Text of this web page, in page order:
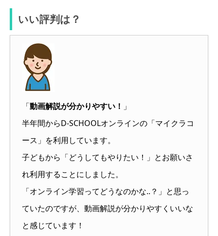
いい評判は？
「動画解説が分かりやすい！ 」
半年間からD-SCHOOLオンラインの「マイクラコ
ース」を利用しています。
子どもから「どうしてもやりたい！」とお願いさ
れ利用することにしました。
「オンライン学習ってどうなのかな..？」と思っ
ていたのですが、動画解説が分かりやすくいいな
と感じています！